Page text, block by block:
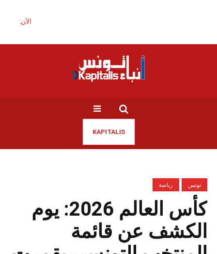
الآن:
KAPITALIS
تونس رياضة
كأس العالم 2026: يوم
الكشف عن قائمة